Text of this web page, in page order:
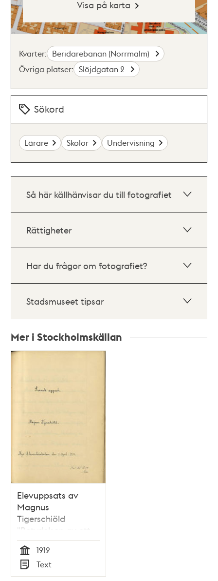
Visa på karta
Kvarter: Beridarebanan (Norrmalm)
Övriga platser: Slöjdgatan 2
Sökord
Lärare Skolor Undervisning
Så här källhänvisar du till fotografiet
Rättigheter
Har du frågor om fotografiet?
Stadsmuseet tipsar
Mer i Stockholmskällan
Relaterade
Elevuppsats av
Magnus
Tigerschiöld
"Betydelsen av ett
sunt idrottsliv" - Nya
Elementarskolan VT
1912
Tid
1912
Typ
Text